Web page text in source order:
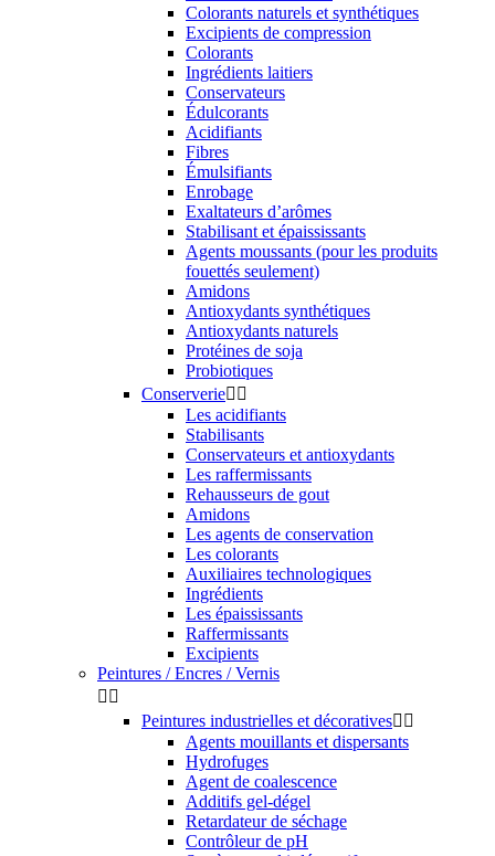
Colorants naturels et synthétiques
Excipients de compression
Colorants
Ingrédients laitiers
Conservateurs
Édulcorants
Acidifiants
Fibres
Émulsifiants
Enrobage
Exaltateurs d’arômes
Stabilisant et épaississants
Agents moussants (pour les produits
fouettés seulement)
Amidons
Antioxydants synthétiques
Antioxydants naturels
Protéines de soja
Probiotiques
Conserverie 
Les acidifiants
Stabilisants
Conservateurs et antioxydants
Les raffermissants
Rehausseurs de gout
Amidons
Les agents de conservation
Les colorants
Auxiliaires technologiques
Ingrédients
Les épaississants
Raffermissants
Excipients
Peintures / Encres / Vernis
 
Peintures industrielles et décoratives 
Agents mouillants et dispersants
Hydrofuges
Agent de coalescence
Additifs gel-dégel
Retardateur de séchage
Contrôleur de pH